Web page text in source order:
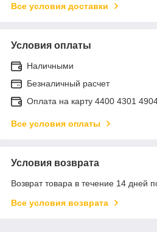
Все условия доставки
Условия оплаты
Наличными
Безналичный расчет
Оплата на карту 4400 4301
Все условия оплаты
Условия возврата
Возврат товара в течение 14 дней
Все условия возврата